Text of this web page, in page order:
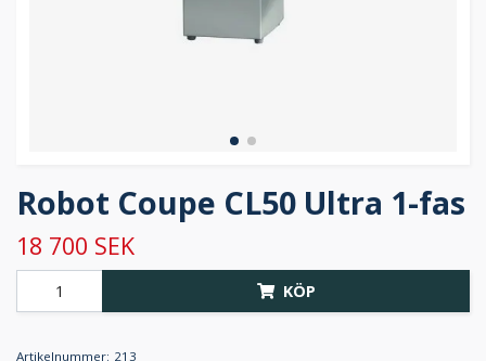
Robot Coupe CL50 Ultra 1-fas
18 700 SEK
KÖP
Artikelnummer: 213